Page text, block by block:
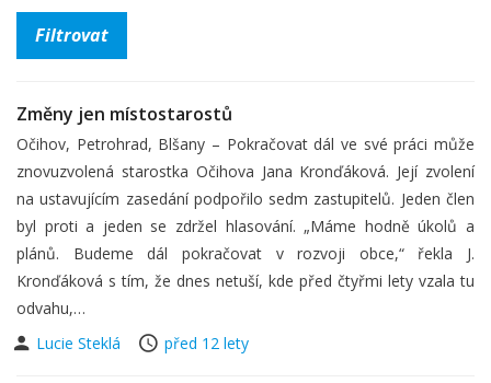
Změny jen místostarostů
Očihov, Petrohrad, Blšany – Pokračovat dál ve své práci může
znovuzvolená starostka Očihova Jana Kronďáková. Její zvolení
na ustavujícím zasedání podpořilo sedm zastupitelů. Jeden člen
byl proti a jeden se zdržel hlasování. „Máme hodně úkolů a
plánů. Budeme dál pokračovat v rozvoji obce,“ řekla J.
Kronďáková s tím, že dnes netuší, kde před čtyřmi lety vzala tu
odvahu,…
Lucie Steklá
před 12 lety